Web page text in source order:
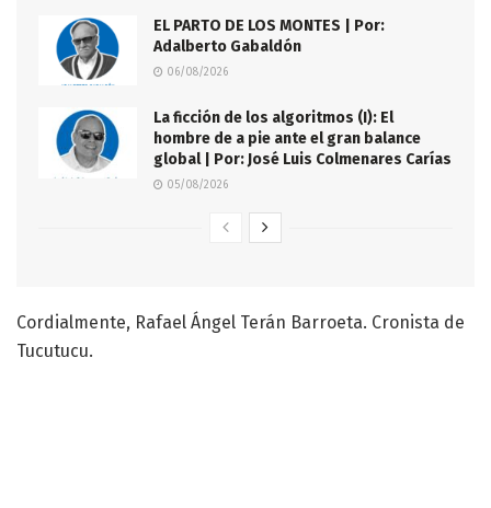
EL PARTO DE LOS MONTES | Por:
Adalberto Gabaldón
06/08/2026
La ficción de los algoritmos (I): El
hombre de a pie ante el gran balance
global | Por: José Luis Colmenares Carías
05/08/2026
Cordialmente, Rafael Ángel Terán Barroeta. Cronista de
Tucutucu.